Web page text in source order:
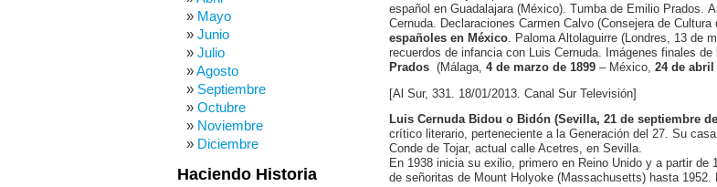
español en Guadalajara (México). Tumba de Emilio Prados.
Cernuda. Declaraciones Carmen Calvo (Consejera de
españoles en México. Paloma Altolaguirre (Londres, 13 de
recuerdos de infancia con Luis Cernuda. Imágenes finales
Prados (Málaga, 4 de marzo de 1899 – México, 24 de abril
[Al Sur, 331. 18/01/2013. Canal Sur Televisión]
Luis Cernuda Bidou o Bidón (Sevilla, 21 de septiembre
crítico literario, perteneciente a la Generación del 27. Su
Conde de Tojar, actual calle Acetres, en Sevilla.
En 1938 inicia su exilio, primero en Reino Unido y a partir
de señoritas de Mount Holyoke (Massachusetts) hasta
Mayo
Junio
Julio
Agosto
Septiembre
Octubre
Noviembre
Diciembre
Haciendo Historia